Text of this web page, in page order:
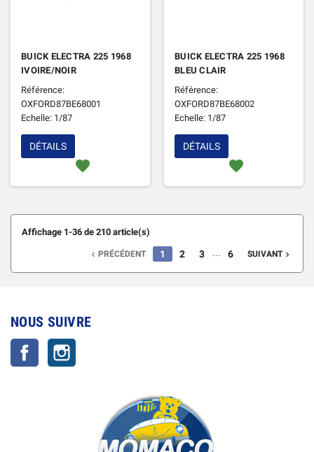
BUICK ELECTRA 225 1968
IVOIRE/NOIR
Référence:
OXFORD87BE68001
Echelle: 1/87
favorite
DÉTAILS
BUICK ELECTRA 225 1968
BLEU CLAIR
Référence:
OXFORD87BE68002
Echelle: 1/87
favorite
DÉTAILS
Affichage 1-36 de 210 article(s)
 PRÉCÉDENT 1 2 3 … 6 SUIVANT
NOUS SUIVRE
Facebook